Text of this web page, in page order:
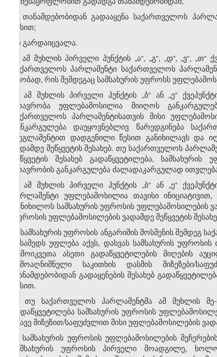
ზ) თანამდებობიდან გადააყენა საქართველოს
წესით;
თ) გარდაიცვალა.
2. ამ მუხლის პირველი პუნქტის „ა“, „გ“, „დ“, „ვ“,
საქართველოს პარლამენტი საქართველოს
ცნობად, რის შემდეგაც სამსახურის უფროსს
3. ამ მუხლის პირველი პუნქტის „ბ“ ან „ე“
მთავრობა უფლებამოსილია მიიღოს
საქართველოს პარლამენტისათვის მისი
განკარგულება დაუყოვნებლივ წარედგინება
რეგლამენტით დადგენილი წესით განიხილავს და
ვადამდე შეწყვეტის შესახებ. თუ საქართველოს
შეწყვეტის შესახებ გადაწყვეტილება,
მთავრობის განკარგულება ძალადაკარგულად
4. ამ მუხლის პირველი პუნქტის „ბ“ ან „ე“
პარლამენტი უფლებამოსილია თავისი
განიხილოს სამსახურის უფროსის უფლებამოსილების
უფროსის უფლებამოსილების ვადამდე შეწყვეტის
5. სამსახურის უფროსის ანგარიშის მოსმენის
მესამედს უფლება აქვს, დასვას სამსახურის
გამოიკვეთა ასეთი გადაწყვეტილების მიღების
ზემოაღნიშნული საკითხის დასმის მიზეზები/
თანამდებობიდან გადაყენების შესახებ
წესით.
6. თუ საქართველოს პარლამენტმა ამ მუხლის
გადაწყვეტილება სამსახურის უფროსის
იმავე მიზეზით/საფუძვლით მისი უფლებამოსილების
7. სამსახურის უფროსის უფლებამოსილების
სამსახურის უფროსის პირველი მოადგილე,